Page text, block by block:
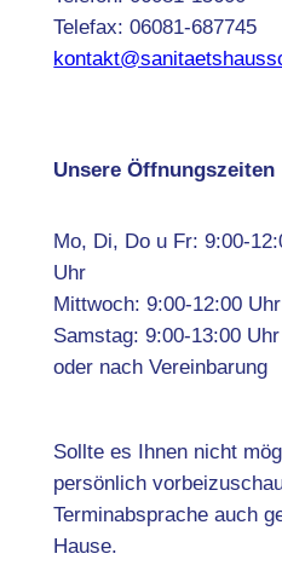
Telefax: 06081-687745
Unsere Öffnungszeiten
Mo, Di, Do u Fr: 9:00-
Uhr
Mittwoch: 9:00-12:00 Uhr
Samstag: 9:00-13:00 Uhr
oder nach Vereinbarung
Sollte es Ihnen nicht
persönlich
Terminabsprache auch
Hause.